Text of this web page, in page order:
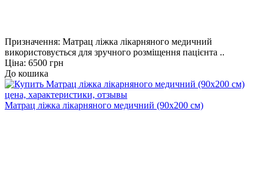
Призначення: Матрац ліжка лікарняного медичний
використовується для зручного розміщення пацієнта ..
Ціна: 6500 грн
До кошика
Матрац ліжка лікарняного медичний (90х200 см)